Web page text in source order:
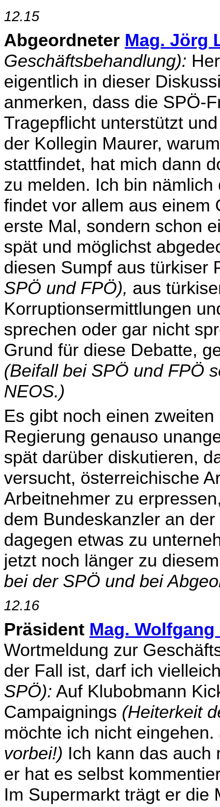
12.15
Abgeordneter Mag. Jörg
Geschäftsbehandlung):
eigentlich in dieser
an­merken, dass die SPÖ-
Tragepflicht unterstützt
der Kollegin Maurer,
stattfindet, hat mich dann
zu melden. Ich bin
findet vor allem aus einem
erste Mal, sondern schon
spät und möglichst
diesen Sumpf aus türkiser
SPÖ und FPÖ), aus
Korruptionsermittlungen
sprechen oder gar nicht
Grund für diese Debatte,
(Beifall bei SPÖ und FPÖ
NEOS.)
Es gibt noch einen
Regierung genauso
spät darüber diskutieren,
versucht, österreichische
Arbeitnehmer zu
dem Bundeskanzler an
dagegen etwas zu
jetzt noch länger zu
bei der SPÖ und bei
12.16
Präsident Mag.
Wortmeldung zur
der Fall ist, darf ich
SPÖ): Auf Klubobmann
Campaignings (Heiterkeit
möchte ich nicht eingehen.
vorbei!) Ich kann das auch
er hat es selbst
Im Supermarkt trägt er die